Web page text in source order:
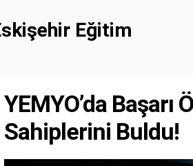
Eğitim
YEMYO’da
Sahiplerini Buldu!